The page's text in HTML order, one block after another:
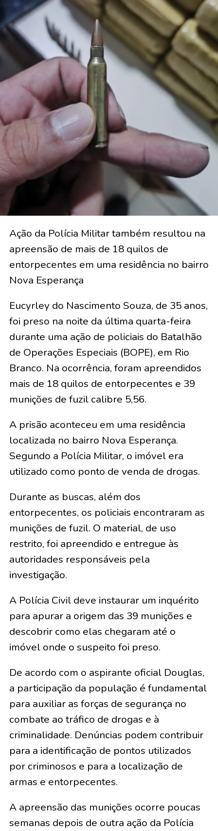
Ação da Polícia Militar também resultou na
apreensão de mais de 18 quilos de
entorpecentes em uma residência no bairro
Nova Esperança
Eucyrley do Nascimento Souza, de 35 anos,
foi preso na noite da última quarta-feira
durante uma ação de policiais do Batalhão
de Operações Especiais (BOPE), em Rio
Branco. Na ocorrência, foram apreendidos
mais de 18 quilos de entorpecentes e 39
munições de fuzil calibre 5,56.
A prisão aconteceu em uma residência
localizada no bairro Nova Esperança.
Segundo a Polícia Militar, o imóvel era
utilizado como ponto de venda de drogas.
Durante as buscas, além dos
entorpecentes, os policiais encontraram as
munições de fuzil. O material, de uso
restrito, foi apreendido e entregue às
autoridades responsáveis pela
investigação.
A Polícia Civil deve instaurar um inquérito
para apurar a origem das 39 munições e
descobrir como elas chegaram até o
imóvel onde o suspeito foi preso.
De acordo com o aspirante oficial Douglas,
a participação da população é fundamental
para auxiliar as forças de segurança no
combate ao tráfico de drogas e à
criminalidade. Denúncias podem contribuir
para a identificação de pontos utilizados
por criminosos e para a localização de
armas e entorpecentes.
A apreensão das munições ocorre poucas
semanas depois de outra ação da Polícia